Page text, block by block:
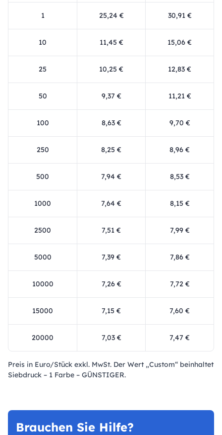
1 25,24 € 30,91 €
10 11,45 € 15,06 €
25 10,25 € 12,83 €
50 9,37 € 11,21 €
100 8,63 € 9,70 €
250 8,25 € 8,96 €
500 7,94 € 8,53 €
1000 7,64 € 8,15 €
2500 7,51 € 7,99 €
5000 7,39 € 7,86 €
10000 7,26 € 7,72 €
15000 7,15 € 7,60 €
20000 7,03 € 7,47 €
Preis in Euro/Stück exkl. MwSt. Der Wert „Custom“ beinhaltet
Siebdruck – 1 Farbe – GÜNSTIGER.
Brauchen Sie Hilfe?